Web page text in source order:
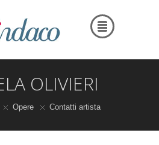
OLIVIERI
Opere Contatti artista